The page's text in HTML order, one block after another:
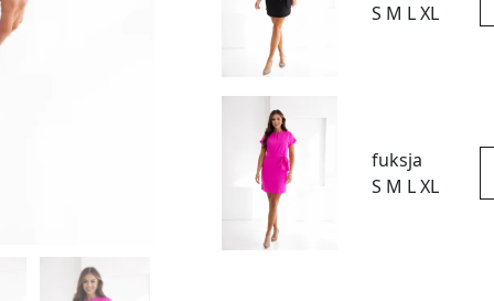
S M L XL
fuksja
S M L XL